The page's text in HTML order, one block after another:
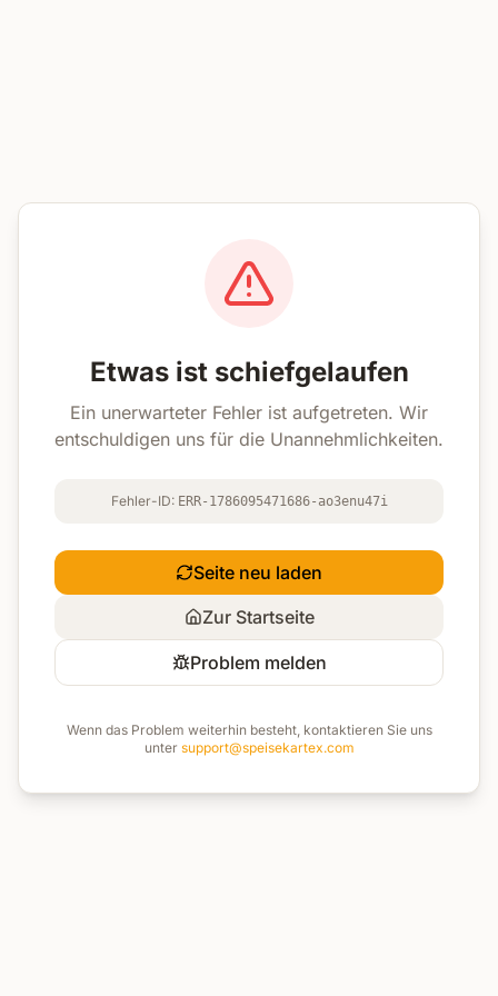
Etwas ist schiefgelaufen
Ein unerwarteter Fehler ist aufgetreten. Wir
entschuldigen uns für die Unannehmlichkeiten.
Fehler-ID: ERR-1786095471686-ao3enu47i
Seite neu laden
Zur Startseite
Problem melden
Wenn das Problem weiterhin besteht, kontaktieren Sie uns
unter support@speisekartex.com